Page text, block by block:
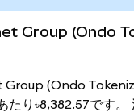
Group (Ondo
(Ondo
たり৳8,382.57です。